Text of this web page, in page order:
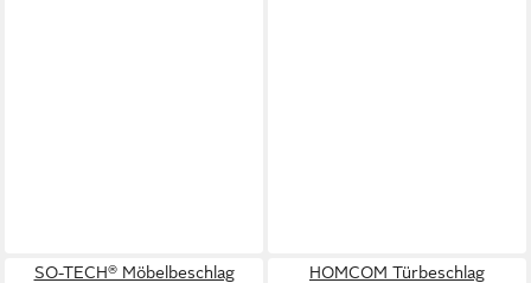
SO-TECH® Möbelbeschlag
HOMCOM Türbeschlag